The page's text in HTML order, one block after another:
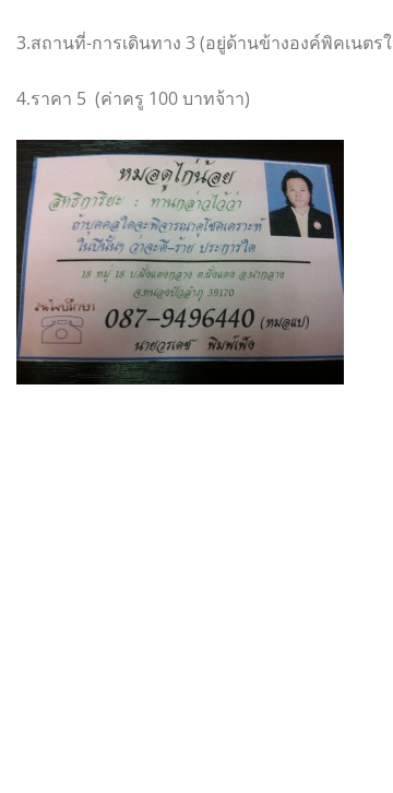
3.สถานที่-การเดินทาง 3 (อยู่ด้านข้างองค์พิคเนต
4.ราคา 5 (ค่าครู 100 บาทจ้าา)